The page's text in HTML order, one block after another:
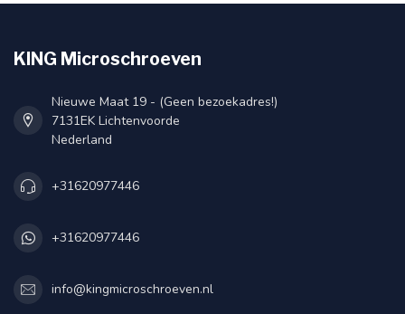
KING Microschroeven
Nieuwe Maat 19 - (Geen bezoekadres!)
7131EK Lichtenvoorde
Nederland
+31620977446
+31620977446
info@kingmicroschroeven.nl